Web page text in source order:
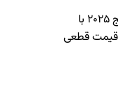
فروش فوری کیا اسپورتیج ۲۰۲۵ با